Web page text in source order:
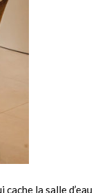
la salle d’eau